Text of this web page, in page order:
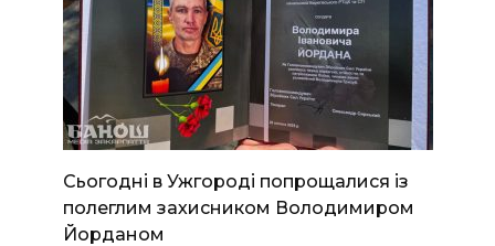
Сьогодні в Ужгороді попрощалися із
полеглим захисником Володимиром
Йорданом